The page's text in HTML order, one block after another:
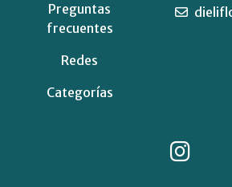
Preguntas
frecuentes
Redes
Categorías